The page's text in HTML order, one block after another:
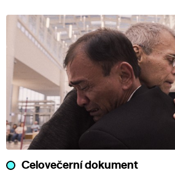
Celovečerní dokument